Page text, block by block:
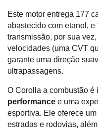
Este motor entrega 177
abastecido com etanol,
transmissão, por sua
velocidades (uma CVT
garante uma direção
ultrapassagens.
performance e uma
esportiva. Ele oferece
estradas e rodovias,